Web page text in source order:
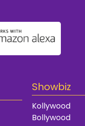
Showbiz
Kollywood
Bollywood